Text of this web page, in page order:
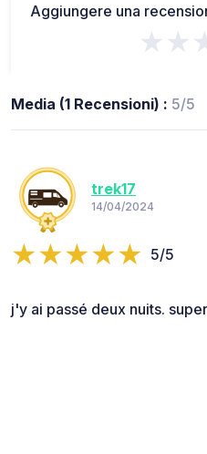
Aggiungere una
Media (1 Recensioni) : 5/5
trek17
14/04/2024
5/5
j'y ai passé deux nuits.